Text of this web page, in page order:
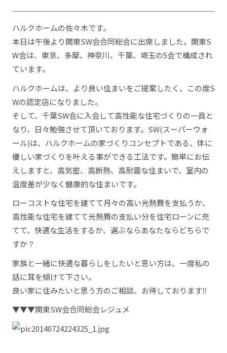
ハルクホームの佐々木です。
本日は午後より関東SW会合同総会に出席しました。関東S
W会は、東京、多摩、神奈川、千葉、埼玉の5会で構成され
ています。
ハルクホームは、より良い住まいをご提案したく、この度S
Wの認定店になりました。
そして、千葉SW会に入会して高性能な住宅づくりの一員と
なり、日々勉強させて頂いております。SW(スーパーウォ
ール)は、ハルクホームの家づくりコンセプトである、体に
優しい家づくりを叶える事ができる工法です。簡単にお伝
えしますと、高気密、高断熱、高耐震な住まいで、室内の
温度差が少なく健康的な住まいです。
ローコストな住宅を建てて月々の高い光熱費を支払うか、
高性能な住宅を建てて光熱費の支払い分を住宅ローンに充
てて、快適な生活をするか、選ぶならあなたならどちらで
すか？
家族と一緒に快適な暮らしをしたいと思い方は、一度私の
話に耳を傾けて下さい。
良い家に住みたいと思う方のご相談、お待しております‼
▼▼▼関東SW会合同総会レジュメ